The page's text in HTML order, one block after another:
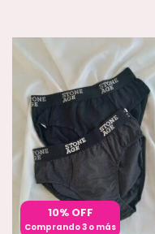
10% OFF
Comprando 3 o más